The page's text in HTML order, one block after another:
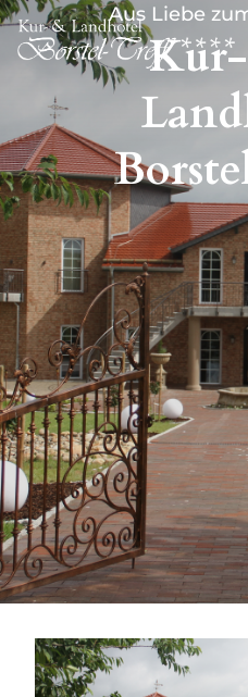
Aus Liebe